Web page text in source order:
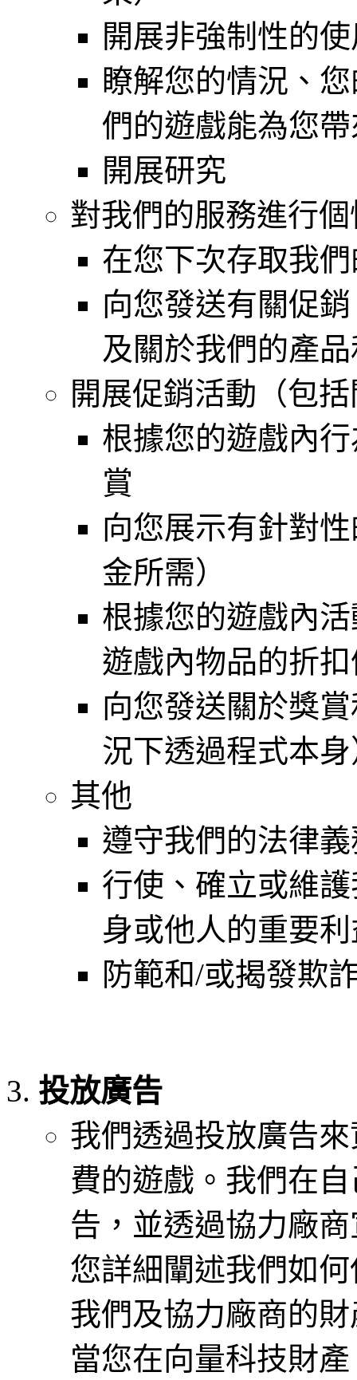
開展非強制性的
瞭解您的情況、
們的遊戲能為您
開展研究
對我們的服務進行
在您下次存取我
向您發送有關促
及關於我們的產
開展促銷活動（包
根據您的遊戲內
賞
向您展示有針對
金所需）
根據您的遊戲內
遊戲內物品的折
向您發送關於獎
況下透過程式本
其他
遵守我們的法律
行使、確立或維
身或他人的重要
防範和/或揭發欺
投放廣告
我們透過投放廣告
費的遊戲。我們在
告，並透過協力廠
您詳細闡述我們如
我們及協力廠商的
當您在向量科技財